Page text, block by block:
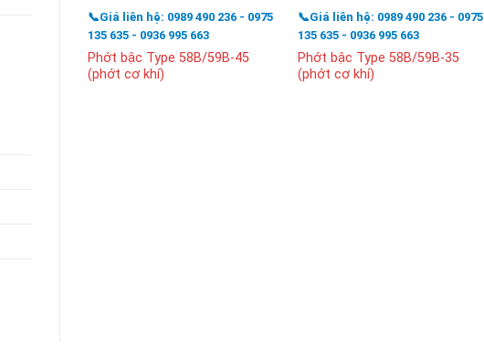
📞Giá liên hệ: 0989 490 236 - 0975
135 635 - 0936 995 663
Phớt bậc Type 58B/59B-45
(phớt cơ khí)
📞Giá liên hệ: 0989 490 236 - 0975
135 635 - 0936 995 663
Phớt bậc Type 58B/59B-35
(phớt cơ khí)